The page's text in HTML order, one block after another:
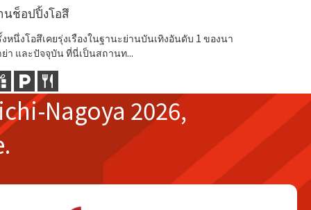
นช็อปปิ้งโอสึ
หนึ่งโอสึเคยรุ่งเรืองในฐานะย่านบันเทิงอันดับ 1 ของนา
า และปัจจุบัน ที่นี่เป็นสถานท...
Nagoya 2026,